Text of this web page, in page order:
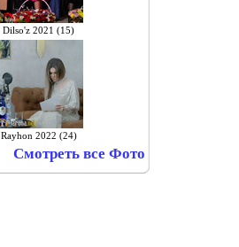
Dilso'z 2021 (15)
Rayhon 2022 (24)
Смотреть все Фото